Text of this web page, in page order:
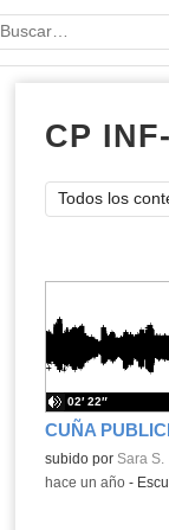
Palabra o frase:
CP
Todos los
Contenido
subido por Sara S.
02′ 22″
-hace un año-